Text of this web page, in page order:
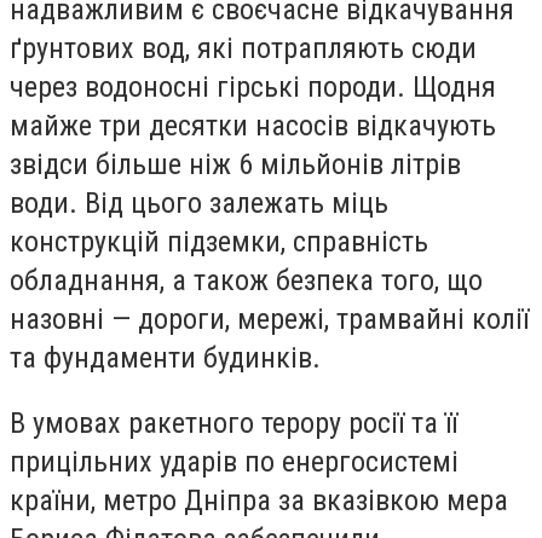
надважливим є своєчасне відкачування
ґрунтових вод, які потрапляють сюди
через водоносні гірські породи. Щодня
майже три десятки насосів відкачують
звідси більше ніж 6 мільйонів літрів
води. Від цього залежать міць
конструкцій підземки, справність
обладнання, а також безпека того, що
назовні — дороги, мережі, трамвайні колії
та фундаменти будинків.
В умовах ракетного терору росії та її
прицільних ударів по енергосистемі
країни, метро Дніпра за вказівкою мера